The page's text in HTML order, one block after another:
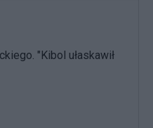
"Kibol ułaskawił